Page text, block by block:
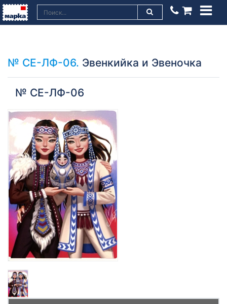
№ СЕ-ЛФ-06. Эвенкийка и Эвеночка
№ СЕ-ЛФ-06